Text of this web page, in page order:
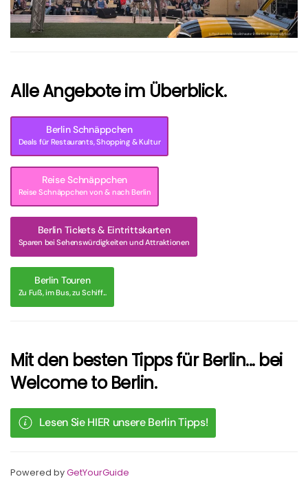
Alle Angebote im Überblick.
Berlin Schnäppchen
Deals für Restaurants, Shopping & Kultur
Reise Schnäppchen
Reise Schnäppchen von & nach Berlin
Berlin Tickets & Eintrittskarten
Sparen bei Sehenswürdigkeiten und Attraktionen
Berlin Touren
Zu Fuß, im Bus, zu Schiff...
Mit den besten Tipps für Berlin... bei
Welcome to Berlin.
Lesen Sie HIER unsere Berlin Tipps!
Powered byGetYourGuide